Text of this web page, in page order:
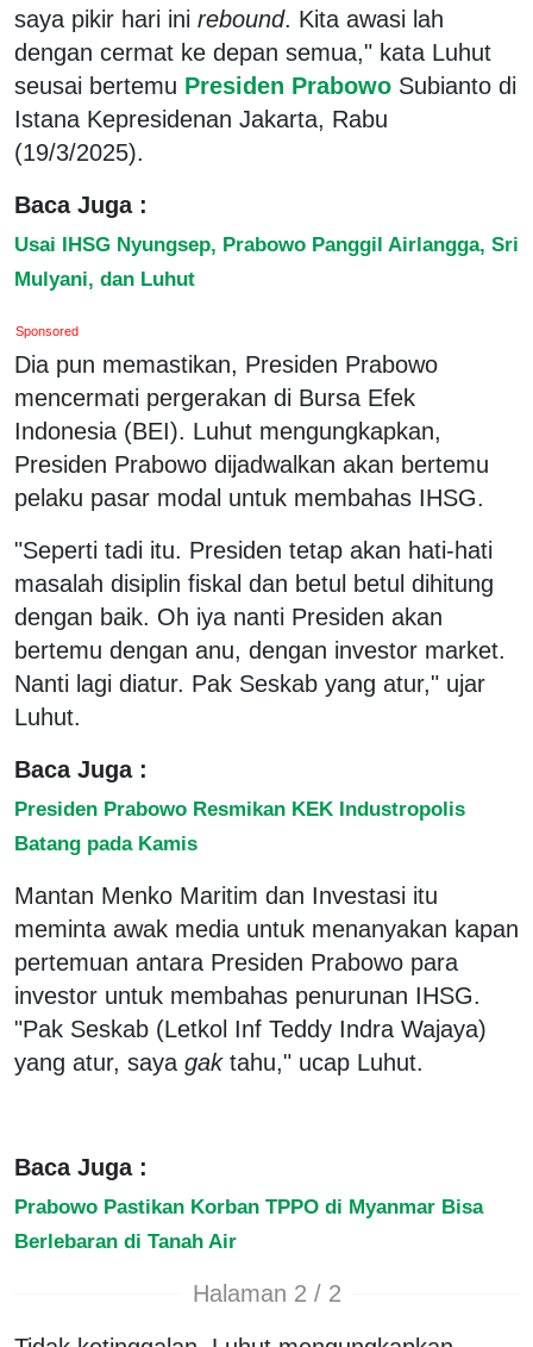
saya pikir hari ini rebound. Kita awasi lah
dengan cermat ke depan semua," kata Luhut
seusai bertemu Presiden Prabowo Subianto di
Istana Kepresidenan Jakarta, Rabu
(19/3/2025).
Baca Juga :
Usai IHSG Nyungsep, Prabowo Panggil Airlangga, Sri
Mulyani, dan Luhut
Sponsored
Dia pun memastikan, Presiden Prabowo
mencermati pergerakan di Bursa Efek
Indonesia (BEI). Luhut mengungkapkan,
Presiden Prabowo dijadwalkan akan bertemu
pelaku pasar modal untuk membahas IHSG.
"Seperti tadi itu. Presiden tetap akan hati-hati
masalah disiplin fiskal dan betul betul dihitung
dengan baik. Oh iya nanti Presiden akan
bertemu dengan anu, dengan investor market.
Nanti lagi diatur. Pak Seskab yang atur," ujar
Luhut.
Baca Juga :
Presiden Prabowo Resmikan KEK Industropolis
Batang pada Kamis
Mantan Menko Maritim dan Investasi itu
meminta awak media untuk menanyakan kapan
pertemuan antara Presiden Prabowo para
investor untuk membahas penurunan IHSG.
"Pak Seskab (Letkol Inf Teddy Indra Wajaya)
yang atur, saya gaktahu," ucap Luhut.
Baca Juga :
Prabowo Pastikan Korban TPPO di Myanmar Bisa
Berlebaran di Tanah Air
Halaman 2 / 2